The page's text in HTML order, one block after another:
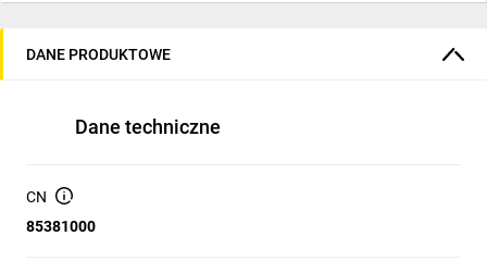
DANE PRODUKTOWE
Dane techniczne
CN
85381000